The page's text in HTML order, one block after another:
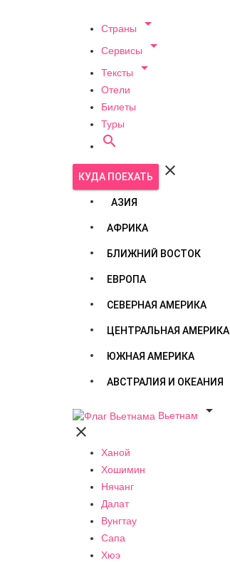
Страны 
Сервисы 
Тексты 
Отели
Билеты
Туры

КУДА ПОЕХАТЬ 
АЗИЯ
АФРИКА
БЛИЖНИЙ ВОСТОК
ЕВРОПА
СЕВЕРНАЯ АМЕРИКА
ЦЕНТРАЛЬНАЯ АМЕРИКА
ЮЖНАЯ АМЕРИКА
АВСТРАЛИЯ И ОКЕАНИЯ
Вьетнам


Ханой
Хошимин
Нячанг
Далат
Вунгтау
Сапа
Хюэ